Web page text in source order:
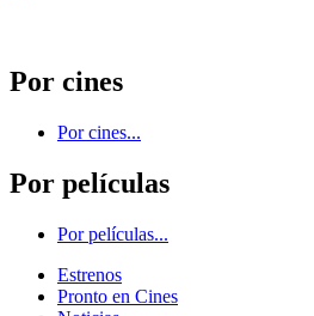
Por cines
Por cines...
Por películas
Por películas...
Estrenos
Pronto en Cines